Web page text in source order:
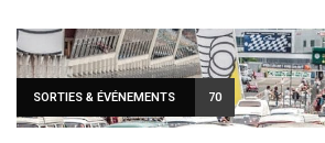
SORTIES & ÉVÉNEMENTS 70